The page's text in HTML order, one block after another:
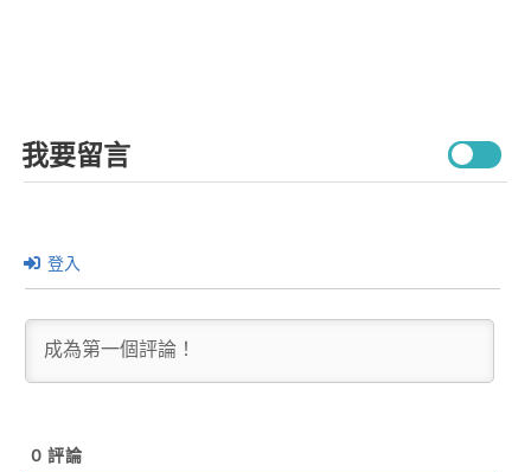
我要留言
登入
0 評論